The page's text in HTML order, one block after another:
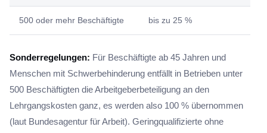
500 oder mehr Beschäftigte bis zu 25 %
Sonderregelungen: Für Beschäftigte ab 45 Jahren und
Menschen mit Schwerbehinderung entfällt in Betrieben unter
500 Beschäftigten die Arbeitgeberbeteiligung an den
Lehrgangskosten ganz, es werden also 100 % übernommen
(laut Bundesagentur für Arbeit). Geringqualifizierte ohne